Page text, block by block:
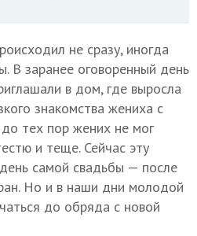
не сразу, иногда
В заранее оговоренный день
в дом, где выросла
знакомства жениха с
тех пор жених не мог
и теще. Сейчас эту
самой свадьбы — после
Но и в наши дни молодой
до обряда с новой